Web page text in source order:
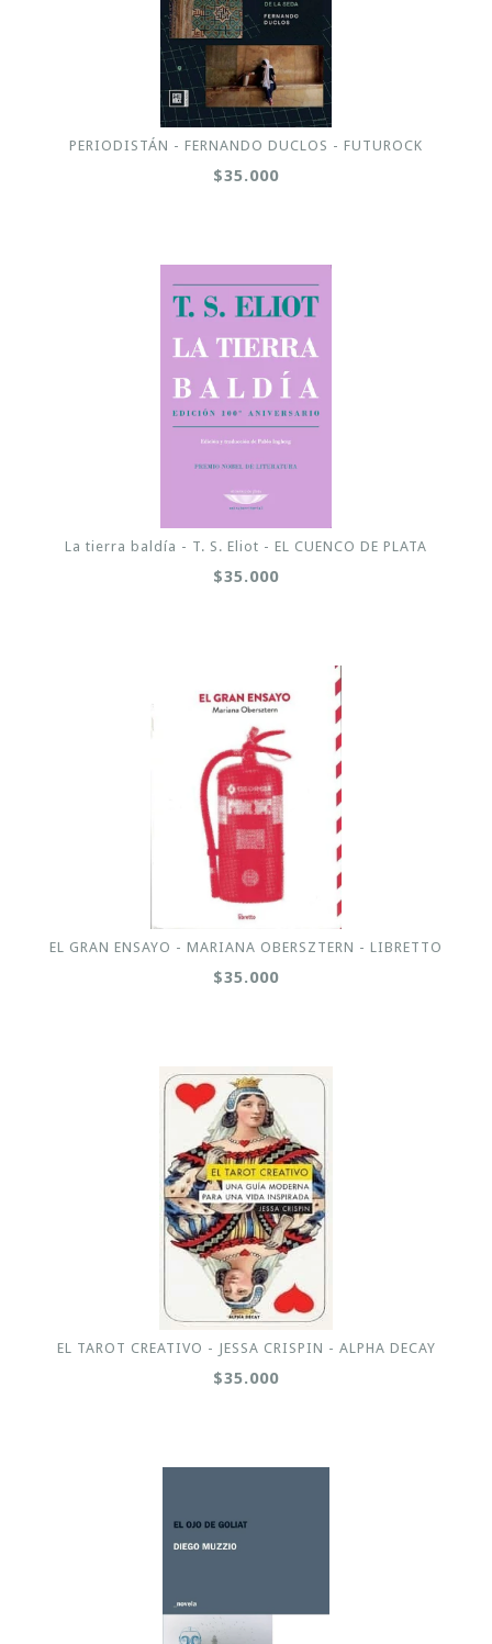
PERIODISTÁN - FERNANDO DUCLOS - FUTUROCK
$35.000
La tierra baldía - T. S. Eliot - EL CUENCO DE PLATA
$35.000
EL GRAN ENSAYO - MARIANA OBERSZTERN - LIBRETTO
$35.000
EL TAROT CREATIVO - JESSA CRISPIN - ALPHA DECAY
$35.000